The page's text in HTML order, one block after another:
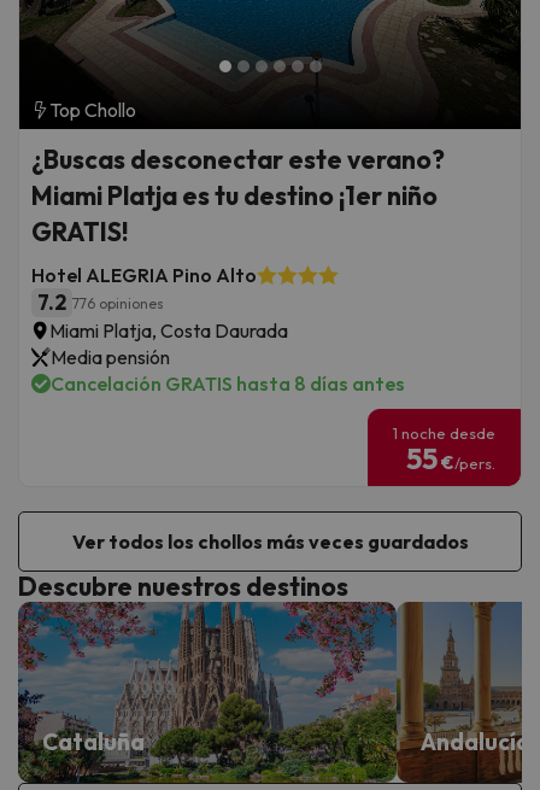
Top Chollo
¿Buscas desconectar este verano?
Miami Platja es tu destino ¡1er niño
GRATIS!
Hotel ALEGRIA Pino Alto
7.2 776 opiniones
Miami Platja, Costa Daurada
Media pensión
Cancelación GRATIS hasta 8 días antes
1 noche desde
55€/pers.
Ver todos los chollos más veces guardados
Descubre nuestros destinos
Cataluña Andalucía